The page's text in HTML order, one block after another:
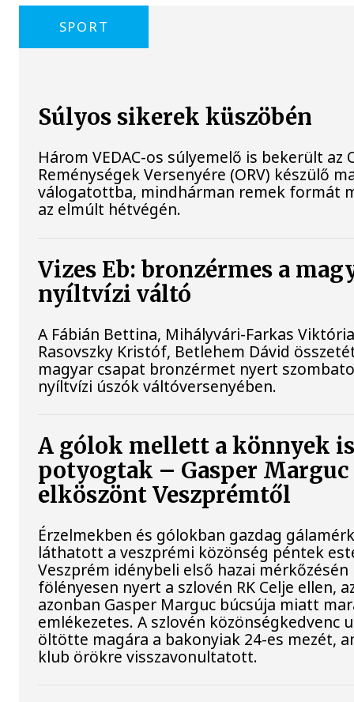
SPORT
Súlyos sikerek küszöbén
Három VEDAC-os súlyemelő is bekerült az
Reménységek Versenyére (ORV) készülő
válogatottba, mindhárman remek formát
az elmúlt hétvégén.
Vizes Eb: bronzérmes a
nyíltvízi váltó
A Fábián Bettina, Mihályvári-Farkas
Rasovszky Kristóf, Betlehem Dávid
magyar csapat bronzérmet nyert
nyíltvízi úszók váltóversenyében.
A gólok mellett a könnyek
potyogtak – Gasper Marguc
elköszönt Veszprémtől
Érzelmekben és gólokban gazdag
láthatott a veszprémi közönség péntek
Veszprém idénybeli első hazai mérkőzésén
fölényesen nyert a szlovén RK Celje ellen,
azonban Gasper Marguc búcsúja miatt
emlékezetes. A szlovén közönségkedvenc
öltötte magára a bakonyiak 24-es mezét,
klub örökre visszavonultatott.